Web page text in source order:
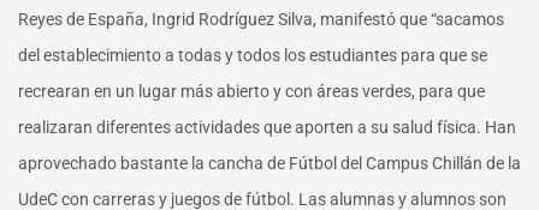
Reyes de España, Ingrid Rodríguez Silva, manifestó que “sacamos
del establecimiento a todas y todos los estudiantes para que se
recrearan en un lugar más abierto y con áreas verdes, para que
realizaran diferentes actividades que aporten a su salud física. Han
aprovechado bastante la cancha de Fútbol del Campus Chillán de la
UdeC con carreras y juegos de fútbol. Las alumnas y alumnos son